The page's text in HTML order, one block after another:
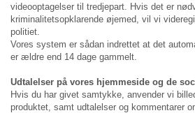
videooptagelser til tredjepart. Hvis det er
kriminalitetsopklarende øjemed, vil vi
politiet.
Vores system er sådan indrettet at det
er ældre end 14 dage gammelt.
Udtalelser på vores hjemmeside og de
Hvis du har givet samtykke, anvender vi
produktet, samt udtalelser og kommentarer